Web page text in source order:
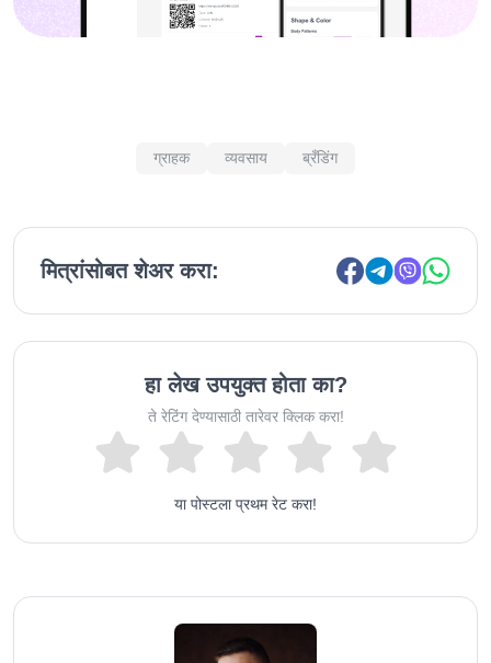
ग्राहक व्यवसाय ब्रँडिंग
मित्रांसोबत शेअर करा:
हा लेख उपयुक्त होता का?
ते रेटिंग देण्यासाठी तारेवर क्लिक करा!
या पोस्टला प्रथम रेट करा!